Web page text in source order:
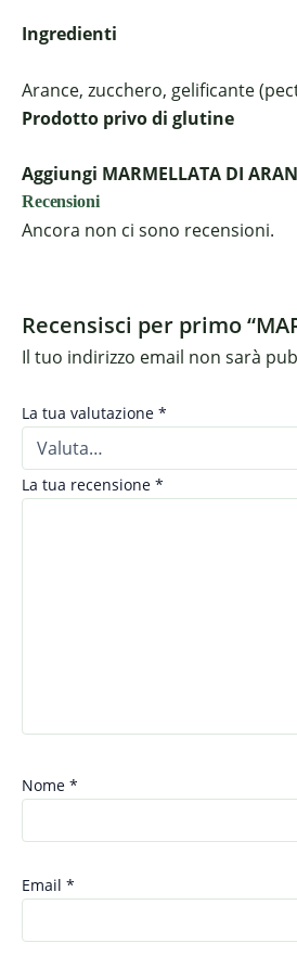
Ingredienti
Arance, zucchero, gelificante
Prodotto privo di glutine
Aggiungi MARMELLATA DI
Recensioni
Ancora non ci sono recensioni.
Recensisci per primo
Il tuo indirizzo email non sarà
La tua valutazione *
La tua recensione *
Nome *
Email *